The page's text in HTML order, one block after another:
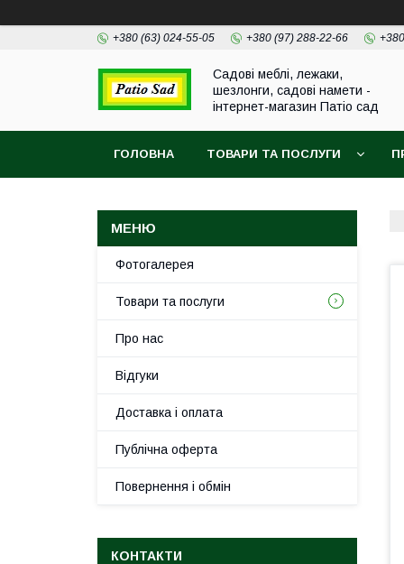
+380 (63) 024-55-05 +380 (97) 288-22-66
Садові меблі, лежаки,
шезлонги, садові намети -
інтернет-магазин Патіо сад
ГОЛОВНА ТОВАРИ ТА ПОСЛУГИ
Фотогалерея
Товари та послуги
Про нас
Відгуки
Доставка і оплата
Публічна оферта
Повернення і обмін
КОНТАКТИ